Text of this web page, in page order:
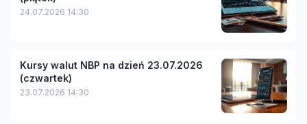
24.07.2026 14:30
Kursy walut NBP na dzień 23.07.2026
(czwartek)
23.07.2026 14:30